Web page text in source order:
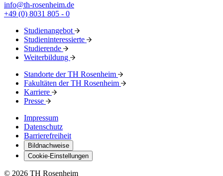
info@th-rosenheim.de
+49 (0) 8031 805 - 0
Studienangebot
Studieninteressierte
Studierende
Weiterbildung
Standorte der TH Rosenheim
Fakultäten der TH Rosenheim
Karriere
Presse
Impressum
Datenschutz
Barrierefreiheit
Bildnachweise
Cookie-Einstellungen
© 2026 TH Rosenheim